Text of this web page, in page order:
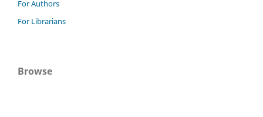
For Authors
For Librarians
Browse